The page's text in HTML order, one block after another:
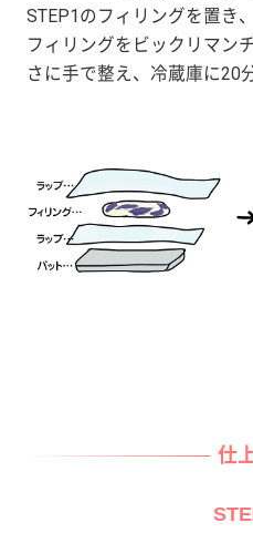
STEP1のフィリングを置き
フィリングをビックリマン
さに手で整え、冷蔵庫に20
仕